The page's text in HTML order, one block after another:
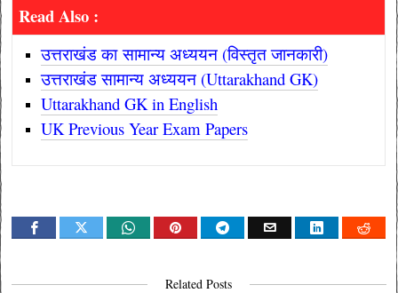
Read Also :
उत्तराखंड कासामान्य अध्ययन (विस्तृत जानकारी)
उत्तराखंड सामान्य अध्ययन (Uttarakhand GK)
Uttarakhand GK in English
UK Previous Year Exam Papers
Related Posts